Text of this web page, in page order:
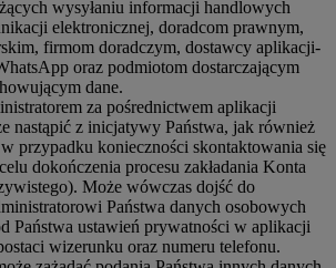
wysyłaniu informacji handlowych
elektronicznej, doradcom prawnym,
firmom doradczym, dostawcy aplikacji-
oraz podmiotom dostarczającym
dane.
za pośrednictwem aplikacji
nastąpić z inicjatywy Państwa, jak również
przypadku konieczności skontaktowania się
dokończenia procesu zakładania Konta
Może wówczas dojść do
Państwa danych osobowych
Państwa ustawień prywatności w aplikacji
wizerunku oraz numeru telefonu.